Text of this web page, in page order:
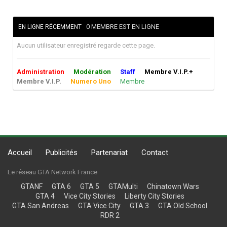
EN LIGNE RÉCEMMENT 0 MEMBRE EST EN LIGNE
Aucun utilisateur enregistré regarde cette page.
Administration Modération Staff
Membre V.I.P.+
Membre V.I.P.
Numero Uno Membre
Accueil Publicités Partenariat Contact
Le réseau GTA Network France
GTANF GTA 6 GTA 5 GTAMulti
Chinatown Wars
GTA 4
Vice City Stories
Liberty City Stories
GTA San Andreas
GTA Vice City GTA 3
GTA Old School
RDR 2